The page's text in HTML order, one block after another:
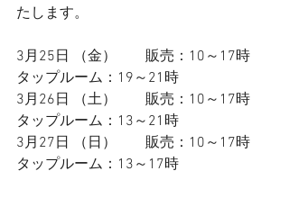
たします。
3月25日 （金）　　販売：10～17時
タップルーム：19～ 21時
3月26日 （土）  　  販売：10～17時
タップルーム：13～ 21時
3月27日 （日） 　   販売：10～17時
タップルーム：13～17時